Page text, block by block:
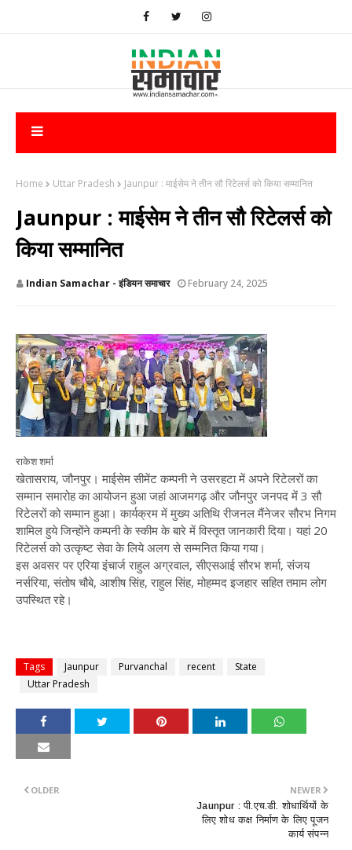
Home Uttar Pradesh Jaunpur : ​माईसेम ने तीन सौ रिटेलर्स को किया सम्मानित
Jaunpur : ​माईसेम ने तीन सौ रिटेलर्स को
किया सम्मानित
Indian Samachar - इंडियन समाचार February 24, 2025
राकेश शर्मा
खेतासराय, जौनपुर। माईसेम सीमेंट कम्पनी ने उसरहटा में अपने रिटेलरों का
सम्मान समारोह का आयोजन हुआ जहां आजमगढ़ और जौनपुर जनपद में 3 सौ
रिटेलरों को सम्मान हुआ। कार्यक्रम में मुख्य अतिथि रीजनल मैंनेजर सौरभ निगम
शामिल हुये जिन्होंने कम्पनी के स्कीम के बारे में विस्तृत जानकारी दिया। यहां 20
रिटेलर्स को उत्कृष्ट सेवा के लिये अलग से सम्मनित किया गया।
इस अवसर पर एरिया इंचार्ज राहुल अग्रवाल, सीएसआई सौरभ शर्मा, संजय
नर्सरिया, संतोष चौबे, आशीष सिंह, राहुल सिंह, मोहम्मद इजहार सहित तमाम लोग
उपस्थित रहे।
Tags Jaunpur Purvanchal recent
State
Uttar Pradesh
NEWER
Jaunpur : ​पी.एच.डी. शोधार्थियों के
लिए शोध कक्ष निर्माण के लिए पूजन
कार्य संपन्न
OLDER